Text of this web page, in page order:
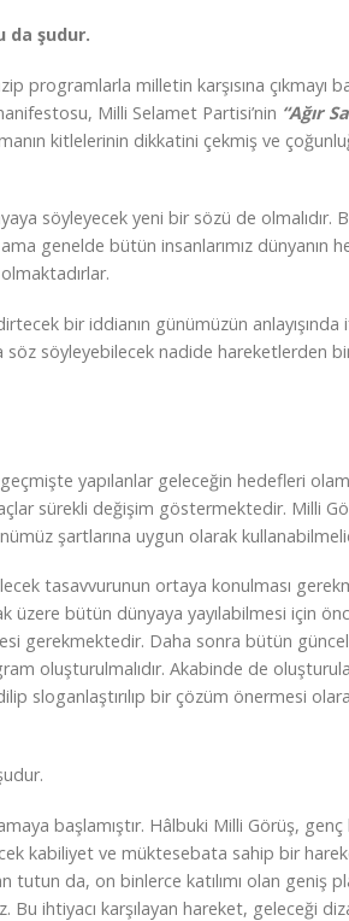
da şudur.
programlarla milletin karşısına çıkmayı
Milli Selamet Partisi’nin “Ağır
kitlelerinin dikkatini çekmiş ve
söyleyecek yeni bir sözü de olmalıdır.
genelde bütün insanlarımız dünyanın
bir iddianın günümüzün anlayışında
söyleyebilecek nadide hareketlerden
yapılanlar geleceğin hedefleri
sürekli değişim göstermektedir. Milli
şartlarına uygun olarak
tasavvurunun ortaya konulması
bütün dünyaya yayılabilmesi için
gerekmektedir. Daha sonra bütün güncel
oluşturulmalıdır. Akabinde de
sloganlaştırılıp bir çözüm önermesi
başlamıştır. Hâlbuki Milli Görüş, genç
kabiliyet ve müktesebata sahip bir
tutun da, on binlerce katılımı olan geniş
ihtiyacı karşılayan hareket, geleceği